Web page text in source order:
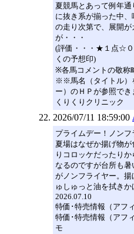
夏競馬とあって例年
に抜き系が揃った中
の走り次第で、展開
が・・・
(評価・・・★１点☆
くの予想印)
※各馬コメントの敬称
※※馬名（タイトル）
ー）のＨＰが参照でき
くりくりクリニック
2026/07/11 18:59:00
プライムデー！ノンフ
夏場はなぜか揚げ物
りコロッケだったり
なるのですが台所も
がノンフライヤー。
ゅしゅっと油を拭きか
2026.07.10
特価･特売情報（アフ
特価･特売情報（アフ
モ